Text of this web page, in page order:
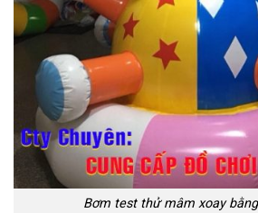
Bơm test thử mâm xoay